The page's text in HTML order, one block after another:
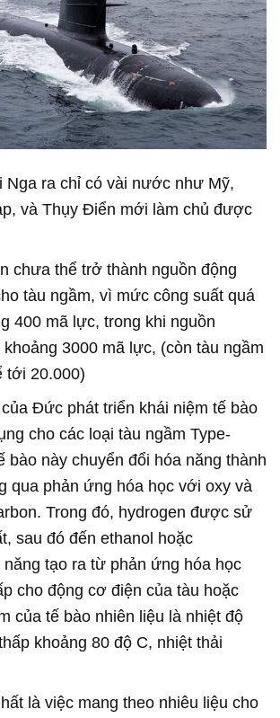
Nga ra chỉ có vài nước như Mỹ,
và Thụy Điển mới làm chủ được
chưa thể trở thành nguồn động
tàu ngầm, vì mức công suất quá
400 mã lực, trong khi nguồn
3000 mã lực, (còn tàu ngầm
tới 20.000)
Đức phát triển khái niệm tế bào
cho các loại tàu ngầm Type-
bào này chuyển đổi hóa năng thành
qua phản ứng hóa học với oxy và
Trong đó, hydrogen được sử
sau đó đến ethanol hoặc
tạo ra từ phản ứng hóa học
cho động cơ điện của tàu hoặc
của tế bào nhiên liệu là nhiệt độ
khoảng 80 độ C, nhiệt thải
là việc mang theo nhiêu liệu cho